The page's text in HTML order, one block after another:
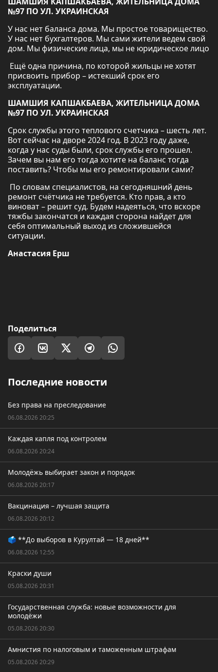
№97 ПО УЛ. УКРАИНСКАЯ
У нас нет баланса дома. Мы простое товарищество.
У нас нет бухгалтеров. Мы сами жители ведем свой
дом. Мы физические лица, мы не юридическое лицо
Ещё одна причина, по которой жильцы не хотят
присвоить прибор – истекший срок его
эксплуатации.
ШАМШИЯ КАПШАКБАЕВА, ЖИТЕЛЬНИЦА ДОМА
№97 ПО УЛ. УКРАИНСКАЯ
Срок службы этого теплового счетчика – шесть лет.
Вот сейчас на дворе 2024 год. В 2023 году даже,
когда у нас суды были, срок службы его прошел.
Зачем вы нам его тогда хотите на баланс тогда
поставить? Чтобы мы его ремонтировали сами?
По словам специалистов, на сегодняшний день
ремонт счётчика не требуется. Кто прав, а кто
виноват – решит суд. Будем надеяться, что вскоре
тяжбы закончатся и каждая сторона найдет для
себя оптимальный выход из сложившейся
ситуации.
Анастасия Ерш
Поделиться
Последние новости
Без права на преследование
06.08.2026 20:25
Каждая капля под контролем
06.08.2026 20:24
Молодёжь выбирает закон и порядок
06.08.2026 20:17
Вакцинация – лучшая защита
06.08.2026 20:12
🗳️ **До выборов в Курултай — 18 дней**
06.08.2026 12:55
Краски души
05.08.2026 20:31
Государственная служба: новые возможности для
молодёжи
05.08.2026 20:30
Амнистия по налоговым и таможенным штрафам
05.08.2026 20:29